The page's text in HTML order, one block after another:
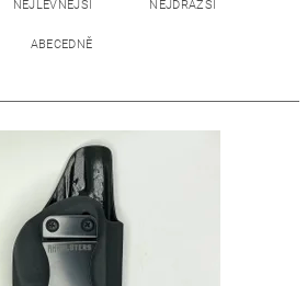
NEJLEVNĚJŠÍ NEJDRAŽŠÍ
ABECEDNĚ